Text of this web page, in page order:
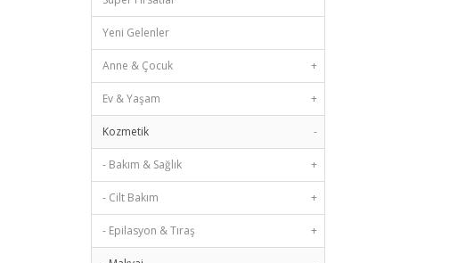
Yeni Gelenler
Anne & Çocuk +
Ev & Yaşam +
Kozmetik -
- Bakım & Sağlık +
- Cilt Bakım +
- Epilasyon & Tıraş +